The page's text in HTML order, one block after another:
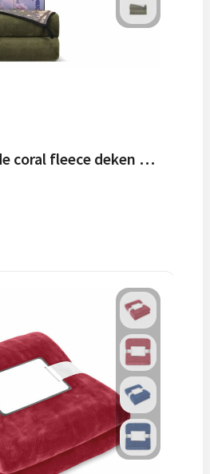
Gecombineerde coral fleece deken 120x150cm (500g/m²) sublimatie